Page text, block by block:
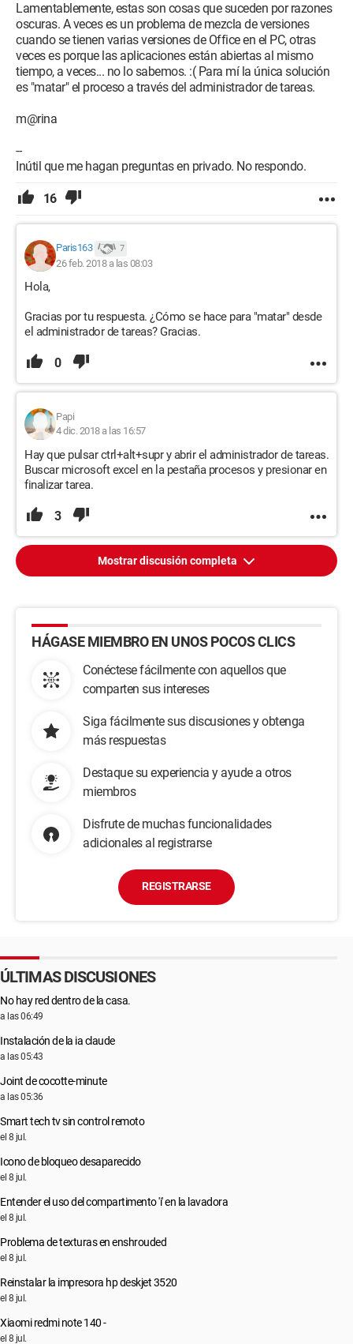
Lamentablemente, estas son cosas que suceden por razones
oscuras. A veces es un problema de mezcla de versiones
cuando se tienen varias versiones de Office en el PC, otras
veces es porque las aplicaciones están abiertas al mismo
tiempo, a veces... no lo sabemos. :( Para mí la única solución
es "matar" el proceso a través del administrador de tareas.
m@rina
--
Inútil que me hagan preguntas en privado. No respondo.
16
Paris163 7
26 feb. 2018 a las 08:03
Hola,
Gracias por tu respuesta. ¿Cómo se hace para "matar" desde
el administrador de tareas? Gracias.
0
Papi
4 dic. 2018 a las 16:57
Hay que pulsar ctrl+alt+supr y abrir el administrador de tareas.
Buscar microsoft excel en la pestaña procesos y presionar en
finalizar tarea.
3
Mostrar discusión completa
HÁGASE MIEMBRO EN UNOS POCOS CLICS
Conéctese fácilmente con aquellos que
comparten sus intereses
Siga fácilmente sus discusiones y obtenga
más respuestas
Destaque su experiencia y ayude a otros
miembros
Disfrute de muchas funcionalidades
adicionales al registrarse
REGISTRARSE
ÚLTIMAS DISCUSIONES
No hay red dentro de la casa.
a las 06:49
Instalación de la ia claude
a las 05:43
Joint de cocotte-minute
a las 05:36
Smart tech tv sin control remoto
el 8 jul.
Icono de bloqueo desaparecido
el 8 jul.
Entender el uso del compartimento 'i' en la lavadora
el 8 jul.
Problema de texturas en enshrouded
el 8 jul.
Reinstalar la impresora hp deskjet 3520
el 8 jul.
Xiaomi redmi note 140 -
el 8 jul.